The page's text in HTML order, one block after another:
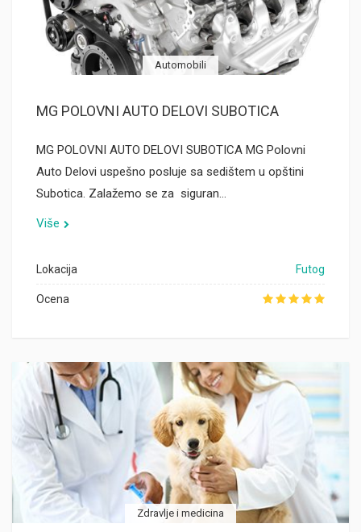
Automobili
MG POLOVNI AUTO DELOVI SUBOTICA
MG POLOVNI AUTO DELOVI SUBOTICA MG Polovni
Auto Delovi uspešno posluje sa sedištem u opštini
Subotica. Zalažemo se za siguran…
Više
Lokacija Futog
Ocena
Zdravlje i medicina